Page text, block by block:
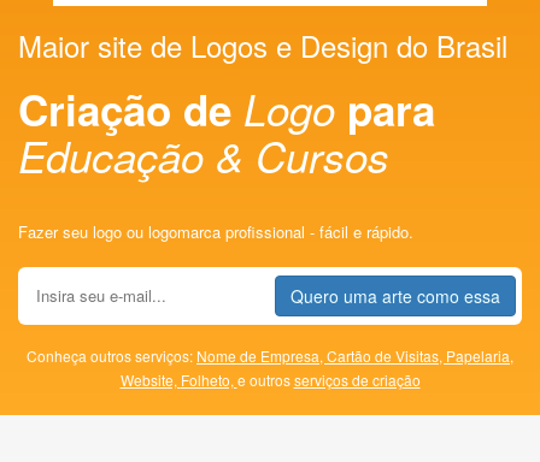
Maior site de Logos e Design do Brasil
Criação de Logo para
Educação & Cursos
Fazer seu logo ou logomarca profissional - fácil e rápido.
Quero uma arte como essa
Conheça outros serviços: Nome de Empresa, Cartão de Visitas, Papelaria,
Website, Folheto, e outrosserviços de criação